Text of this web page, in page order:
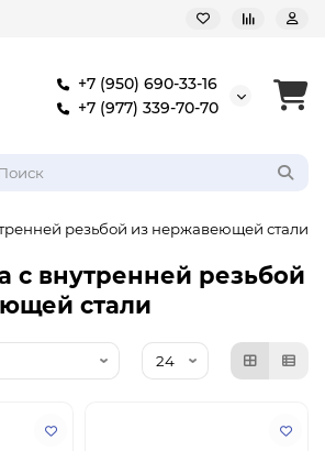
+7 (950) 690-33-16
+7 (977) 339-70-70
резьбой из нержавеющей стали
с внутренней резьбой
стали